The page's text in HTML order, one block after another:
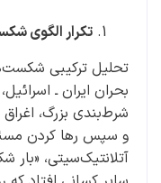
تکرار الگوی
تحلیل ترکیبی
بحران ایران ـ
شرط‌بندی بزرگ،
و سپس رها کردن
آتلانتیک‌سیتی،